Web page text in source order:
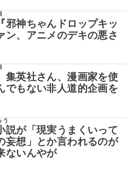
邪神ちゃんドロップキッ
ン、アニメのデキの悪さ
集英社さん、漫画家を使
でもない非人道的企画を
う
説が「現実うまくいって
妄想」とか言われるのが
ないんやが